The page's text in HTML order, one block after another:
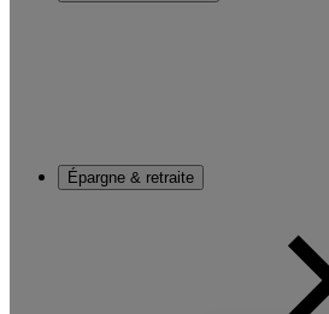
Épargne & retraite